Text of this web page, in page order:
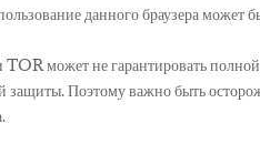
данного браузера может
TOR может не гарантировать
защиты. Поэтому важно быть